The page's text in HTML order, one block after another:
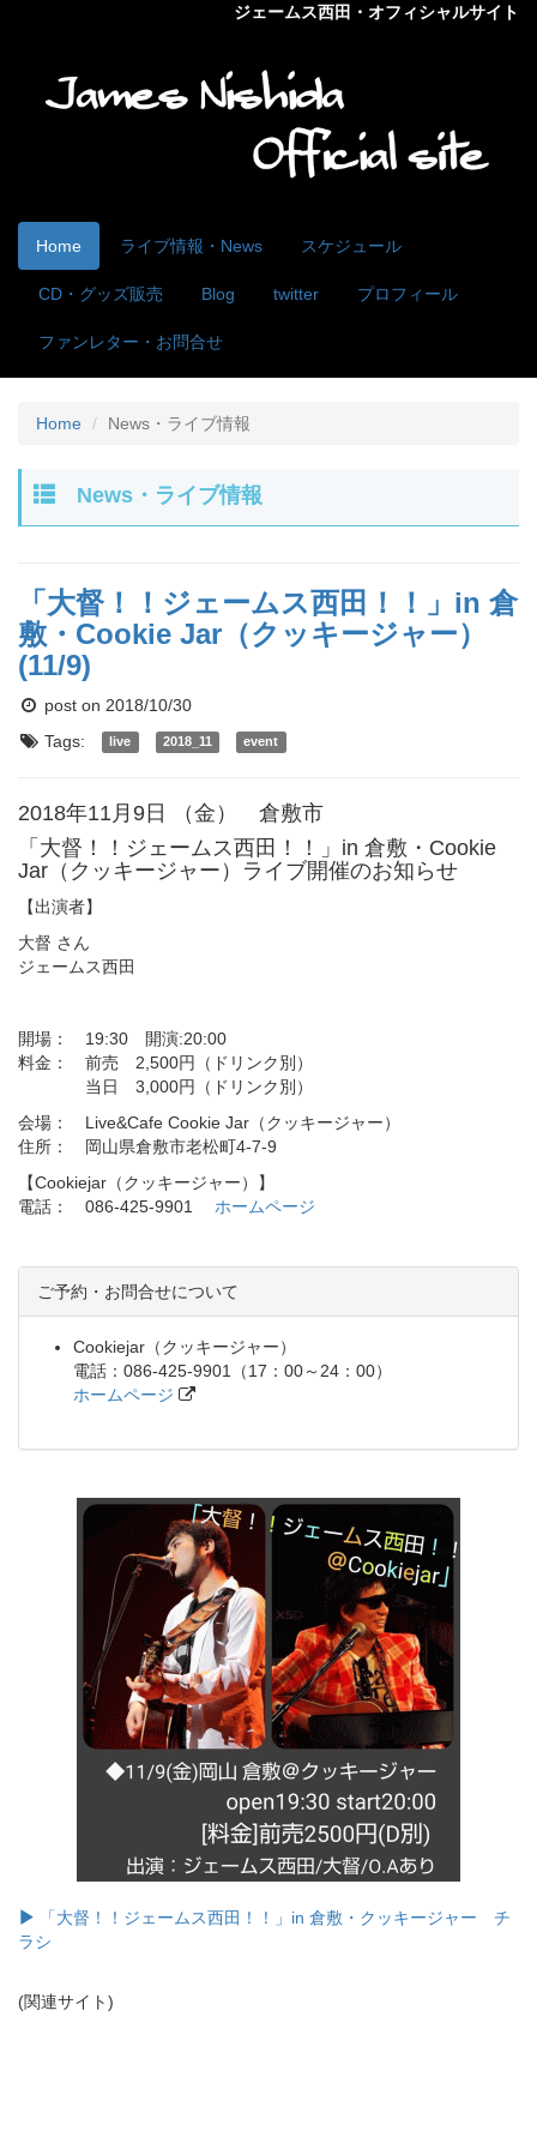
ジェームス西田・オフィシャルサイト
Home ライブ情報・News スケジュール
CD・グッズ販売 Blog twitter プロフィール
ファンレター・お問合せ
Home News・ライブ情報
News・ライブ情報
「大督！！ジェームス西田！！」in 倉
敷・Cookie Jar（クッキージャー）
(11/9)
post on 2018/10/30
Tags:
live 2018_11 event
2018年11月9日 （金） 倉敷市
「大督！！ジェームス西田！！」in 倉敷・Cookie
Jar（クッキージャー）ライブ開催のお知らせ
【出演者】
大督 さん
ジェームス西田
開場： 19:30 開演:20:00
料金： 前売 2,500円（ドリンク別）
当日 3,000円（ドリンク別）
会場： Live&Cafe Cookie Jar（クッキージャー）
住所： 岡山県倉敷市老松町4-7-9
【Cookiejar（クッキージャー）】
電話： 086-425-9901 ホームページ
ご予約・お問合せについて
Cookiejar（クッキージャー）
電話：086-425-9901（17：00～24：00）
ホームページ
「大督！！ジェームス西田！！」in 倉敷・クッキージャー チ
ラシ
(関連サイト)